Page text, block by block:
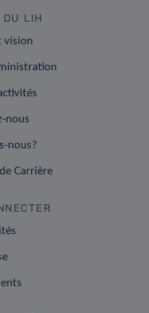
DU LIH
vision
nous
nous?
Carrière